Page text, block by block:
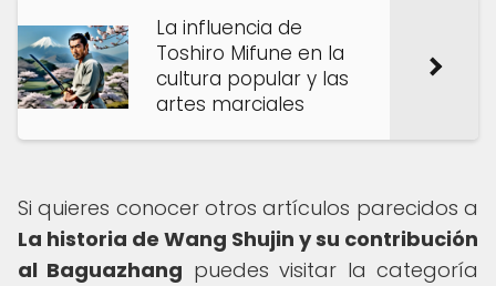
La influencia de
Toshiro Mifune en la
cultura popular y las
artes marciales
Si quieres conocer otros artículos parecidos a
La historia de Wang Shujin y su contribución
al Baguazhang puedes visitar la categoría